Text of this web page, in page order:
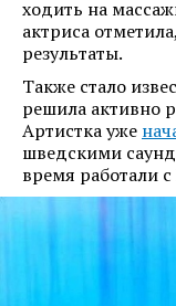
ходить на
актриса
результаты.
Также стало
решила активно
Артистка уже
шведскими
время работали